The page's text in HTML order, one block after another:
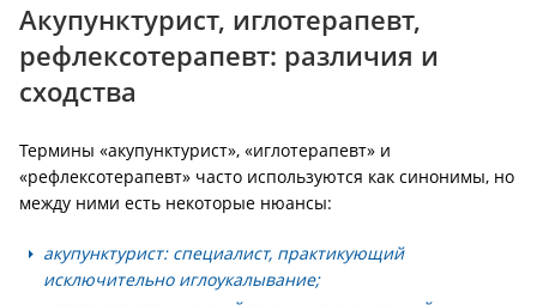
Акупунктурист, иглотерапевт,
рефлексотерапевт: различия и
сходства
Термины «акупунктурист», «иглотерапевт» и
«рефлексотерапевт» часто используются как синонимы, но
между ними есть некоторые нюансы:
акупунктурист: специалист, практикующий
исключительно иглоукалывание;